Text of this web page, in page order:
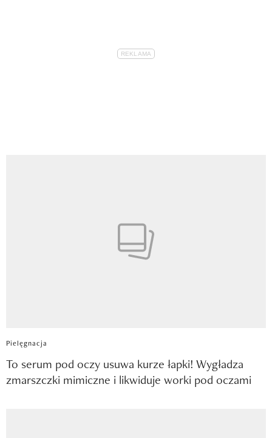
Pielęgnacja
To serum pod oczy usuwa kurze łapki! Wygładza
zmarszczki mimiczne i likwiduje worki pod oczami